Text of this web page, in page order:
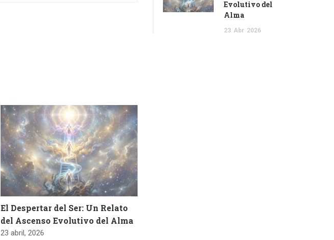
El Despertar del Ser: Un Relato
del Ascenso Evolutivo del Alma
23 abril, 2026
Evolutivo del
Alma
23 Abr 2026